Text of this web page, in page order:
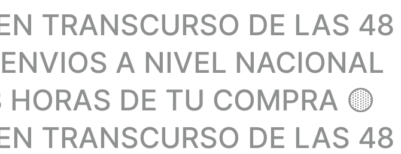
TRANSCURSO DE LAS 48
A NIVEL NACIONAL
DE TU COMPRA 🟡
TRANSCURSO DE LAS 48